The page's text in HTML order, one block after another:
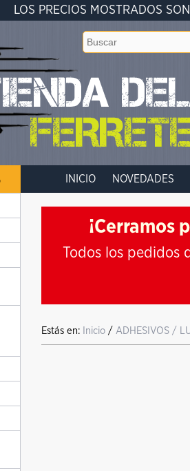
LOS PRECIOS MOSTRADOS SON
INICIO NOVEDADES
¡Cerramos
Todos los pedidos
Estás en: Inicio / ADHESIVOS /